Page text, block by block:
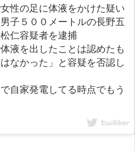
性の足に体液をかけた疑い
子５００メートルの長野五
仁容疑者を逮捕
液を出したことは認めたも
なかった」と容疑を否認し
自家発電してる時点でもう